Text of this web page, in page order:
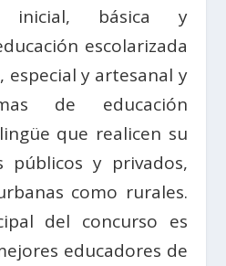
inicial, básica y
escolarizada
especial y artesanal y
de educación
que realicen su
públicos y privados,
como rurales.
del concurso es
educadores de